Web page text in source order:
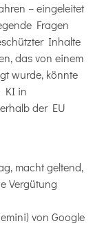
– eingeleitet
Fragen
Inhalte
das von einem
wurde, könnte
KI in
der EU
macht geltend,
Vergütung
von Google